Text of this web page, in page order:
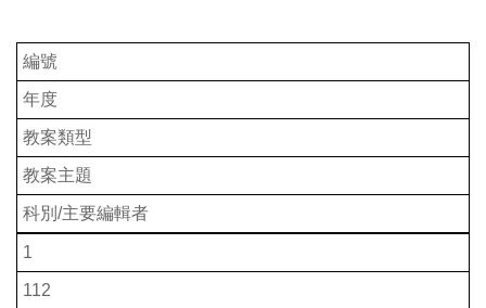
編號
年度
教案類型
教案主題
科別/主要編輯者
1
112